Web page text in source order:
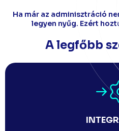
Ha már az adminisztráció
legyen nyűg. Ezért
A legfőbb